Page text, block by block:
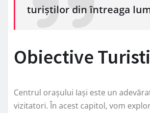
turiștilor din întreaga
Obiective
Centrul orașului Iași este un
vizitatori. În acest capitol, vom